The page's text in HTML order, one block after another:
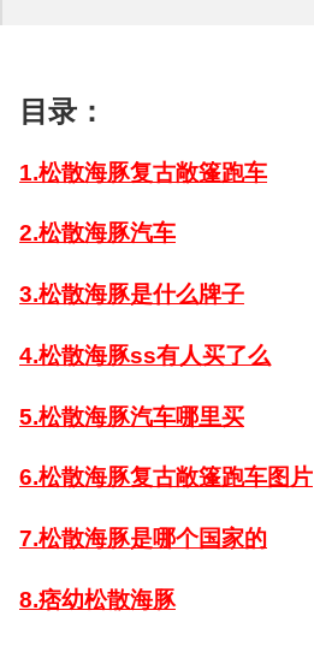
目录：
1.松散海豚复古敞篷跑车
2.松散海豚汽车
3.松散海豚是什么牌子
4.松散海豚ss有人买了么
5.松散海豚汽车哪里买
6.松散海豚复古敞篷跑车图片
7.松散海豚是哪个国家的
8.痞幼松散海豚